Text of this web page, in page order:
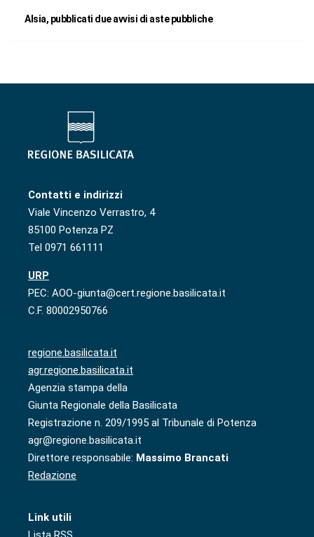
Alsia, pubblicati due avvisi di aste pubbliche
Contatti e indirizzi
Viale Vincenzo Verrastro, 4
85100 Potenza PZ
Tel 0971 661111
URP
PEC: AOO-giunta@cert.regione.basilicata.it
C.F. 80002950766
regione.basilicata.it
agr.regione.basilicata.it
Agenzia stampa della
Giunta Regionale della Basilicata
Registrazione n. 209/1995 al Tribunale di Potenza
agr@regione.basilicata.it
Direttore responsabile: Massimo Brancati
Redazione
Link utili